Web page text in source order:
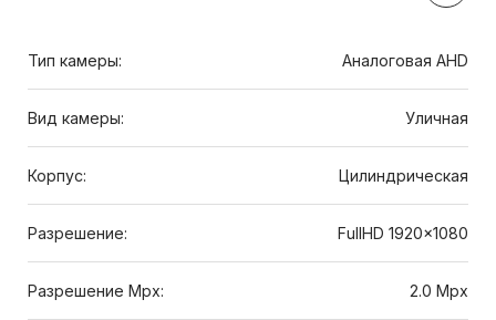
Тип камеры: Аналоговая AHD
Вид камеры: Уличная
Корпус: Цилиндрическая
Разрешение: FullHD 1920x1080
Разрешение Mpx: 2.0 Mpx